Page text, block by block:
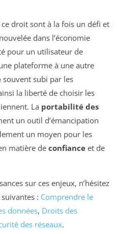
droit sont à la fois un défi et
dans l’économie
pour un utilisateur de
plateforme à une autre
souvent subi par les
la liberté de choisir les
La portabilité des
un outil d’émancipation
un moyen pour les
matière de confiance et de
sur ces enjeux, n’hésitez
: Comprendre le
données, Droits des
des réseaux.